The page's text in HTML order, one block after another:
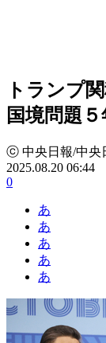
トランプ
国境問題
ⓒ 中央日報/中央
2025.08.20 06:44
0
あ
あ
あ
あ
あ